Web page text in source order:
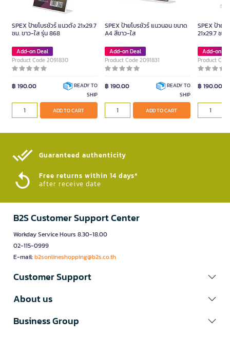
SPEX ป้ายโบรชัวร์ แนวตั้ง 21x29.7
ซม. ขาว-ใส รุ่น 868
Add-on Deal
Product Code 2091830
฿ 190.00
READY TO
SHIP
ADD TO CART
SPEX ป้ายโบรชัวร์ แนวนอน ขนาด
A4 สีขาว-ใส
Add-on Deal
Product Code 2091831
฿ 190.00
READY TO
SHIP
ADD TO CART
SPEX ป้าย
21x29.7 ซม.
Add-on
Product
฿ 190.00
Guaranteed authenticity​
Free returns within 14 days*
after receive date
B2S Customer Support Center
Workday Service Hours 8.30-18.00
02-115-0999
E-mail:b2sonlineshopping@b2s.co.th
Customer Support
About us
Business Group